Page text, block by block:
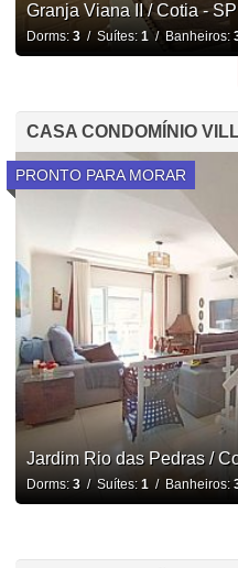
Granja Viana II / Cotia - SP
Dorms: 3/ Suítes: 1/ Banheiros:
CASA CONDOMÍNIO
PRONTO PARA MORAR
Jardim Rio das Pedras /
Dorms: 3/ Suítes: 1/ Banheiros: